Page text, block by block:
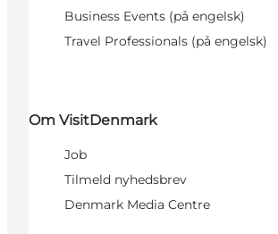
Business Events (på engelsk)
Travel Professionals (på engelsk)
Om VisitDenmark
Job
Tilmeld nyhedsbrev
Denmark Media Centre